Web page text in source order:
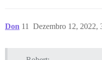
Don Dezembro 12, 2022,
11